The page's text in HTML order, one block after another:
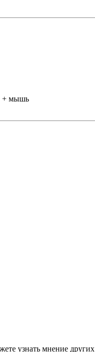
+ мышь
узнать мнение